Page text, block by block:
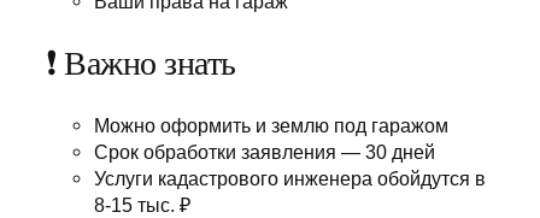
❗ Важно знать
Можно оформить и землю под гаражом
Срок обработки заявления — 30 дней
Услуги кадастрового инженера обойдутся в
8-15 тыс. ₽